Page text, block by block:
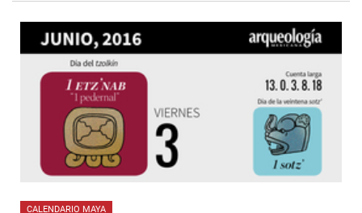
CALENDARIO MAYA